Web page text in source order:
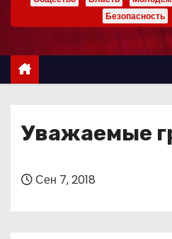
ж
Безопасность
Уважаемые
Сен 7, 2018